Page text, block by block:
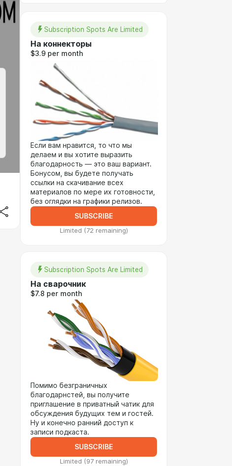
Subscription Spots Are Limited
На коннекторы
$3.9 per month
Если вам нравится, то что мы
делаем и вы хотите выразить
благодарность — это ваш вариант.
Бонусом, вы будете получать
ссылки на скачивание всех
материалов по мере их готовности,
без оглядки на графики релизов.
SUBSCRIBE
Limited (72 remaining)
Subscription Spots Are Limited
На сварочник
$7.8 per month
Помимо безграничных
благодарнстей, вы получите
приглашение в приватный чатик для
обсуждения будущих тем и гостей.
Ну и конечно ранний доступ к
записи подкаста.
SUBSCRIBE
Limited (97 remaining)